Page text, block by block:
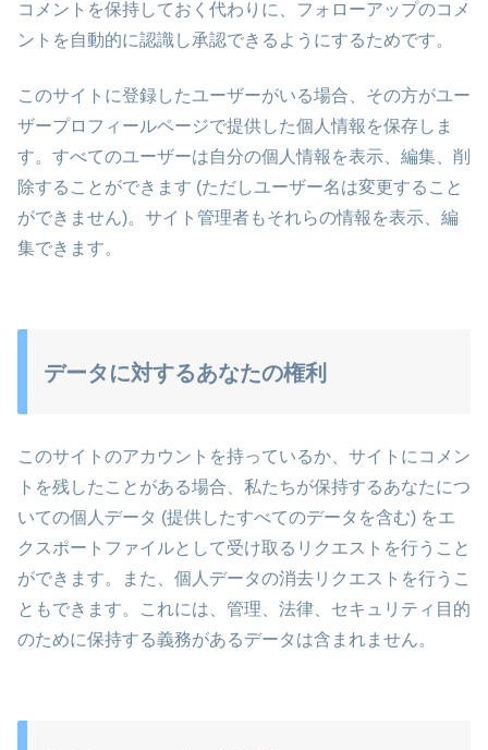
コメントを保持しておく代わりに、フォローアップのコメ
ントを自動的に認識し承認できるようにするためです。
このサイトに登録したユーザーがいる場合、その方がユー
ザープロフィールページで提供した個人情報を保存しま
す。すべてのユーザーは自分の個人情報を表示、編集、削
除することができます (ただしユーザー名は変更すること
ができません)。サイト管理者もそれらの情報を表示、編
集できます。
データに対するあなたの権利
このサイトのアカウントを持っているか、サイトにコメン
トを残したことがある場合、私たちが保持するあなたにつ
いての個人データ (提供したすべてのデータを含む) をエ
クスポートファイルとして受け取るリクエストを行うこと
ができます。また、個人データの消去リクエストを行うこ
ともできます。これには、管理、法律、セキュリティ目的
のために保持する義務があるデータは含まれません。